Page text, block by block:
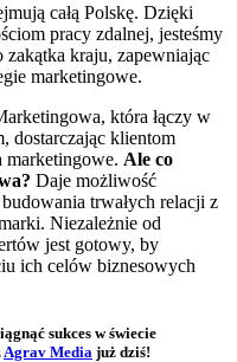
całą Polskę. Dzięki
pracy zdalnej, jesteśmy
zakątka kraju, zapewniając
marketingowe.
która łączy w
dostarczając klientom
marketingowe. Ale co
Daje możliwość
trwałych relacji z
Niezależnie od
jest gotowy, by
ich celów biznesowych
sukces w świecie
Agrav Media już dziś!